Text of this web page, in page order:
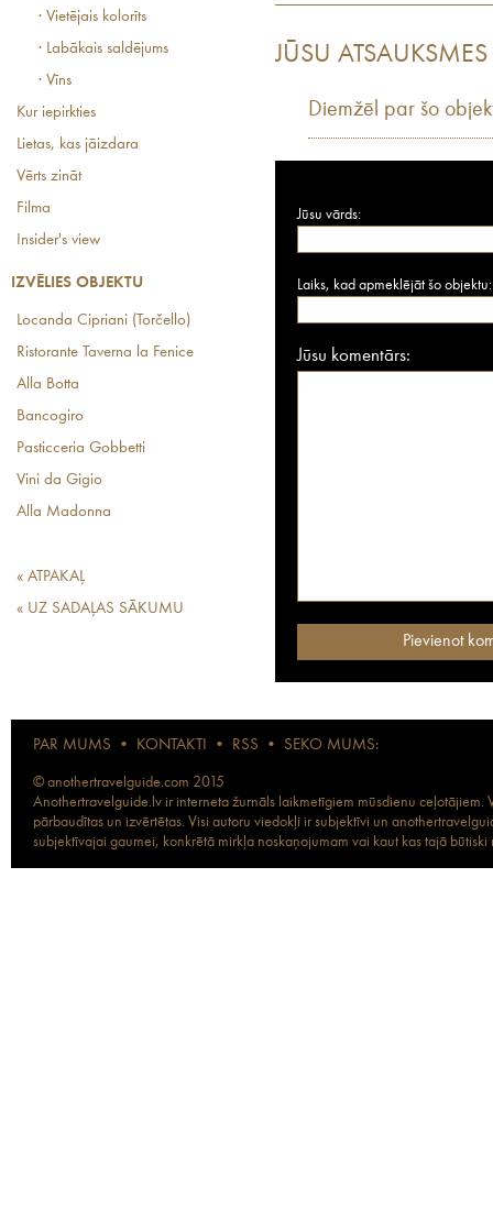
· Vietējais kolorīts
· Labākais saldējums
· Vīns
Kur iepirkties
Lietas, kas jāizdara
Vērts zināt
Filma
Insider's view
IZVĒLIES OBJEKTU
Locanda Cipriani (Torčello)
Ristorante Taverna la Fenice
Alla Botta
Bancogiro
Pasticceria Gobbetti
Vini da Gigio
Alla Madonna
« ATPAKAĻ
« UZ SADAĻAS SĀKUMU
JŪSU ATSAUKSMES
Diemžēl par šo
Jūsu vārds:
Laiks, kad apmeklējāt šo objektu:
Jūsu komentārs:
PAR MUMS • KONTAKTI • RSS • SEKO MUMS:
© anothertravelguide.com 2015
Anothertravelguide.lv ir interneta žurnāls laikmetīgiem mūsdienu
pārbaudītas un izvērtētas. Visi autoru viedokļi ir subjektīvi un
subjektīvajai gaumei, konkrētā mirkļa noskaņojumam vai kaut kas tajā